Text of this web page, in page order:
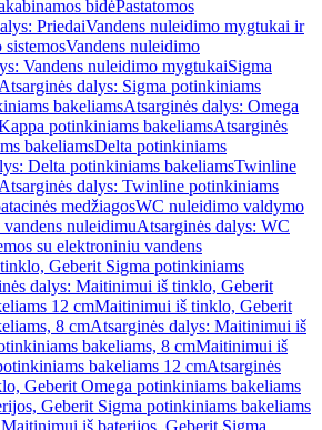
bidėPastatomos
PriedaiVandens nuleidimo mygtukai ir
Vandens nuleidimo
Vandens nuleidimo mygtukaiSigma
Atsarginės dalys: Sigma potinkiniams
bakeliamsAtsarginės dalys: Omega
potinkiniams bakeliamsAtsarginės
bakeliamsDelta potinkiniams
Delta potinkiniams bakeliamsTwinline
Atsarginės dalys: Twinline potinkiniams
medžiagosWC nuleidimo valdymo
nuleidimuAtsarginės dalys: WC
su elektroniniu vandens
Geberit Sigma potinkiniams
dalys: Maitinimui iš tinklo, Geberit
12 cmMaitinimui iš tinklo, Geberit
8 cmAtsarginės dalys: Maitinimui iš
bakeliams, 8 cmMaitinimui iš
bakeliams 12 cmAtsarginės
Geberit Omega potinkiniams bakeliams
Geberit Sigma potinkiniams bakeliams
iš baterijos, Geberit Sigma